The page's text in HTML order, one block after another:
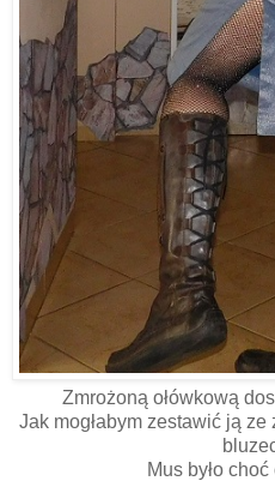
Zmrożoną ołówkową
Jak mogłabym zestawić ją
Mus było